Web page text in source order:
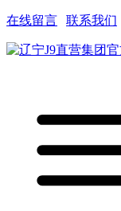
在线留言 联系我们